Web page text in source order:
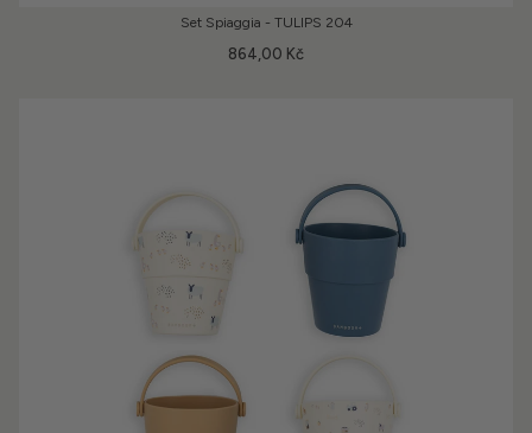
Set Spiaggia - TULIPS 204
864,00 Kč